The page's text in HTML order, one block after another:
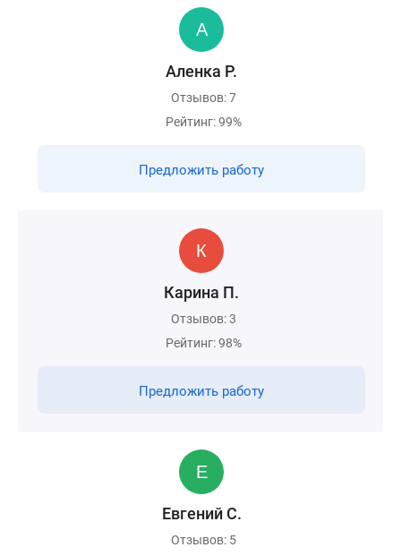
Аленка Р.
Отзывов: 7
Рейтинг: 99%
Предложить работу
Карина П.
Отзывов: 3
Рейтинг: 98%
Предложить работу
Евгений С.
Отзывов: 5